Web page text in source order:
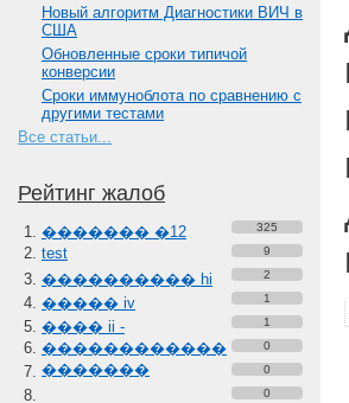
Новый алгоритм Диагностики ВИЧ в
США
Обновленные сроки типичой
конверсии
Сроки иммуноблота по сравнению с
другими тестами
Все статьи...
Рейтинг жалоб
������� �12 325
test 9
���������� hi 2
����� iv 1
���� ii -
������������
�������
1
0
0
0